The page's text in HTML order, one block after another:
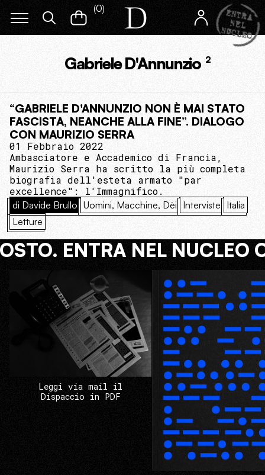
(0)
Gabriele D'Annunzio 2
“GABRIELE D'ANNUNZIO NON È MAI STATO
FASCISTA, NEANCHE ALLA FINE”. DIALOGO
CON MAURIZIO SERRA
01 Febbraio 2022
Ambasciatore e Accademico di Francia,
Maurizio Serra ha scritto la più completa
biografia dell'esteta armato "par
excellence": l'Immagnifico.
di Davide Brullo Uomini, Macchine, Dèi Interviste Italia
Letture
ENTRA NEL NUCLEO
Leggi via mail il
Dispaccio in PDF